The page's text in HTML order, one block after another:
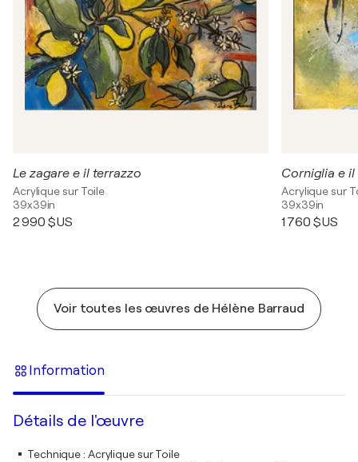
Le zagare e il terrazzo
Acrylique sur Toile
39x39in
2 990 $US
Corniglia e
Acrylique sur
39x39in
1 760 $US
Voir toutes les œuvres de Hélène Barraud
Information
Détails de l'œuvre
Technique: Acrylique sur Toile